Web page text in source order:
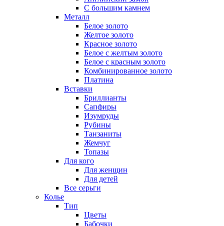
С большим камнем
Металл
Белое золото
Желтое золото
Красное золото
Белое с желтым золото
Белое с красным золото
Комбинированное золото
Платина
Вставки
Бриллианты
Сапфиры
Изумруды
Рубины
Танзаниты
Жемчуг
Топазы
Для кого
Для женщин
Для детей
Все серьги
Колье
Тип
Цветы
Бабочки